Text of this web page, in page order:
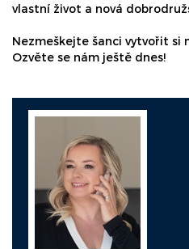
vlastní život a nová
Nezmeškejte šanci vytvořit si
Ozvěte se nám ještě dnes!